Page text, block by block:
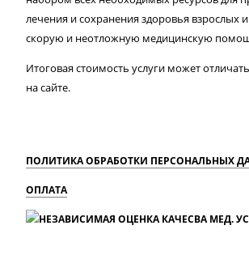
лечения и сохранения здоровья взрослых
скорую и неотложную медицинскую
Итоговая стоимость услуги может
на сайте.
ПОЛИТИКА ОБРАБОТКИ ПЕРСОНАЛЬНЫХ
ОПЛАТА